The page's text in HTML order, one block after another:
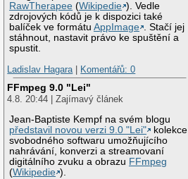
RawTherapee (Wikipedie ). Vedle
zdrojových kódů je k dispozici také
balíček ve formátuAppImage . Stačí jej
stáhnout, nastavit právo ke spuštění a
spustit.
Ladislav Hagara
Komentářů: 0
FFmpeg 9.0 "Lei"
4.8. 20:44 | Zajímavý článek
Jean-Baptiste Kempf na svém blogu
představil novou verzi 9.0 "Lei"
kolekce
svobodného softwaru umožňujícího
nahrávání, konverzi a streamovaní
digitálního zvuku a obrazu FFmpeg
(Wikipedie ).